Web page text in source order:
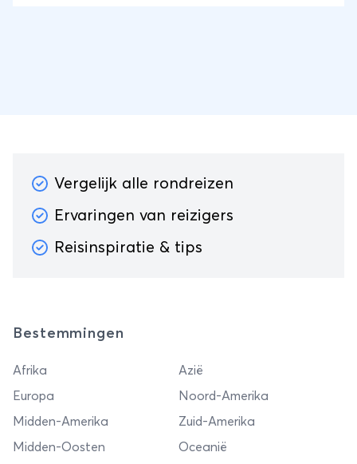
Vergelijk alle rondreizen
Ervaringen van reizigers
Reisinspiratie & tips
Bestemmingen
Afrika
Azië
Europa
Noord-Amerika
Midden-Amerika
Zuid-Amerika
Midden-Oosten
Oceanië